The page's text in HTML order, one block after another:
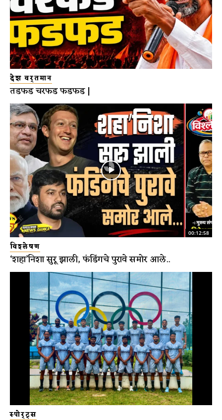
देश वर्तमान
तडफड चरफड फडफड |
00:12:58
विश्लेषण
‘शहा’निशा सुरू झाली, फंडिंगचे पुरावे समोर आले..
स्पोर्ट्स